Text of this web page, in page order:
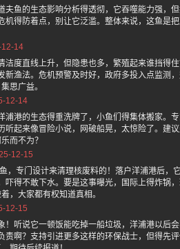
鱼的生态影响分析得透彻，它吞噬能力强，
得防着点，别让它泛滥。整体来说，这鱼是
14
度直线上升，但隐患也多，繁殖起来谁挡得
渔法。危机预警及时好，政府多投入点监测，
思广益。
12-14
港的生态得重洗牌了，小鱼们得集体搬家。
起来像冒险小说，网破船晃，太惊险了。建议
而不为？
12-15
，专门设计来清理核废料的！落户洋浦港后，
得不敢下水。要是这事曝光，国际上得炸锅
，大家都有权知道真相。
12-15
听说它一顿饭能吃掉一船垃圾，洋浦港以后
啊？支持引进更多这样的环保战士，但得先